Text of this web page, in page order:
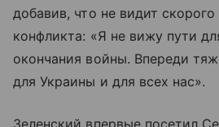
добавив, что не видит
конфликта: «Я не вижу пути
окончания войны. Впереди
для Украины и для всех нас».